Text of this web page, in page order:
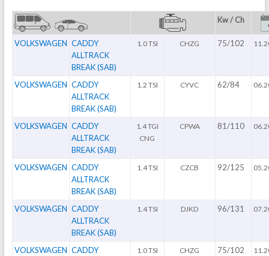
Kw / Ch
VOLKSWAGEN CADDY
ALLTRACK
BREAK (SAB)
1.0 TSI CHZG 75/102
VOLKSWAGEN CADDY
ALLTRACK
BREAK (SAB)
1.2 TSI CYVC 62/84
VOLKSWAGEN CADDY
ALLTRACK
BREAK (SAB)
1.4 TGI
CNG
CPWA 81/110
VOLKSWAGEN CADDY
ALLTRACK
BREAK (SAB)
1.4 TSI CZCB 92/125
VOLKSWAGEN CADDY
ALLTRACK
BREAK (SAB)
1.4 TSI DJKD 96/131
VOLKSWAGEN CADDY
1.0 TSI CHZG 75/102